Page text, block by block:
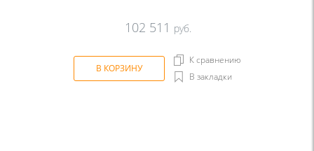
102 511 руб.
В КОРЗИНУ
К сравнению
В закладки